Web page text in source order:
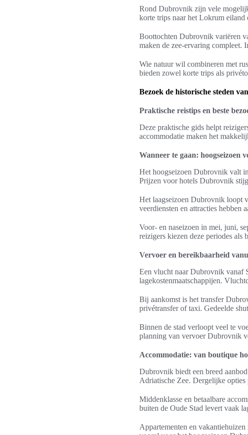
Rond Dubrovnik zijn vele
korte trips naar het Lokrum eiland
Boottochten Dubrovnik variëren
maken de zee-ervaring compleet.
Wie natuur wil combineren met
bieden zowel korte trips als
Bezoek de historische steden
Praktische reistips en beste
Deze praktische gids helpt
accommodatie maken het
Wanneer te gaan: hoogseizoen
Het hoogseizoen Dubrovnik valt
Prijzen voor hotels Dubrovnik
Het laagseizoen Dubrovnik loopt
veerdiensten en attracties hebben
Voor- en naseizoen in mei, juni,
reizigers kiezen deze periodes als
Vervoer en bereikbaarheid
Een vlucht naar Dubrovnik vanaf
lagekostenmaatschappijen.
Bij aankomst is het transfer
privétransfer of taxi. Gedeelde
Binnen de stad verloopt veel te
planning van vervoer Dubrovnik
Accommodatie: van boutique
Dubrovnik biedt een breed
Adriatische Zee. Dergelijke opties
Middenklasse en betaalbare
buiten de Oude Stad levert vaak
Appartementen en